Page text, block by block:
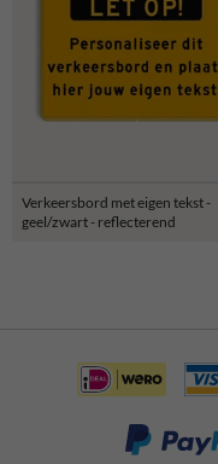
Verkeersbord met eigen tekst -
geel/zwart - reflecterend